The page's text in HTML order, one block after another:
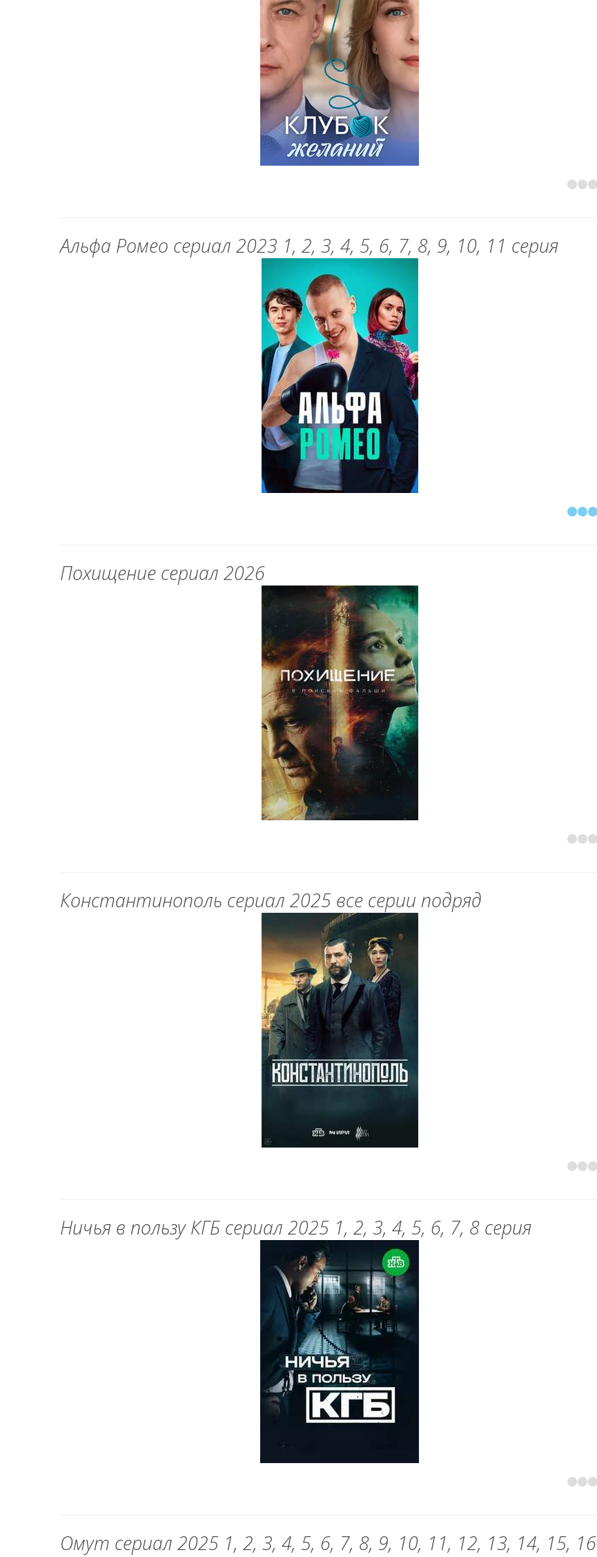
Альфа Ромео сериал 2023 1, 2, 3, 4, 5, 6, 7, 8, 9, 10, 11 серия
Похищение сериал 2026
Константинополь сериал 2025 все серии подряд
Ничья в пользу КГБ сериал 2025 1, 2, 3, 4, 5, 6, 7, 8 серия
Омут сериал 2025 1, 2, 3, 4, 5, 6, 7, 8, 9, 10, 11, 12, 13, 14, 15, 16